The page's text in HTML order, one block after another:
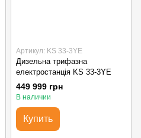
Артикул: KS 33-3YE
Дизельна трифазна
електростанція KS 33-3YE
449 999 грн
В наличии
Купить